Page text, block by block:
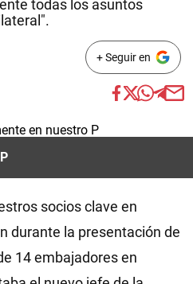
todas los asuntos
+ Seguir en
socios clave en
durante la presentación de
14 embajadores en